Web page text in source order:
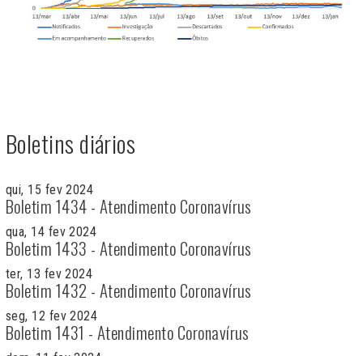
Boletins diários
qui, 15 fev 2024
Boletim 1434 - Atendimento Coronavírus
qua, 14 fev 2024
Boletim 1433 - Atendimento Coronavírus
ter, 13 fev 2024
Boletim 1432 - Atendimento Coronavírus
seg, 12 fev 2024
Boletim 1431 - Atendimento Coronavírus